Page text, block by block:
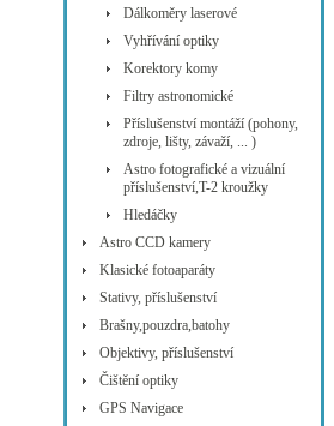
Dálkoměry laserové
Vyhřívání optiky
Korektory komy
Filtry astronomické
Příslušenství montáží (pohony,
zdroje, lišty, závaží, ... )
Astro fotografické a vizuální
příslušenství,T-2 kroužky
Hledáčky
Astro CCD kamery
Klasické fotoaparáty
Stativy, příslušenství
Brašny,pouzdra,batohy
Objektivy, příslušenství
Čištění optiky
GPS Navigace